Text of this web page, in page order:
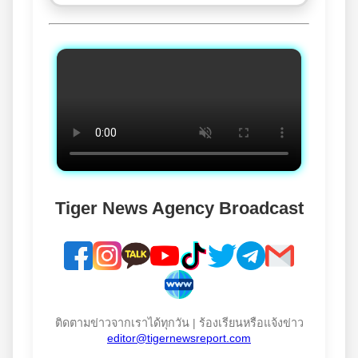
Tiger News Agency Broadcast
ติดตามข่าวจากเราได้ทุกวัน | ร้องเรียนหรือแจ้งข่าว
editor@tigernewsreport.com